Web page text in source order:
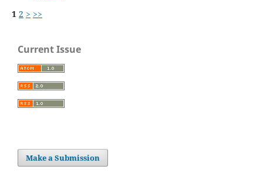
1 2 > >>
Current Issue
Make a Submission